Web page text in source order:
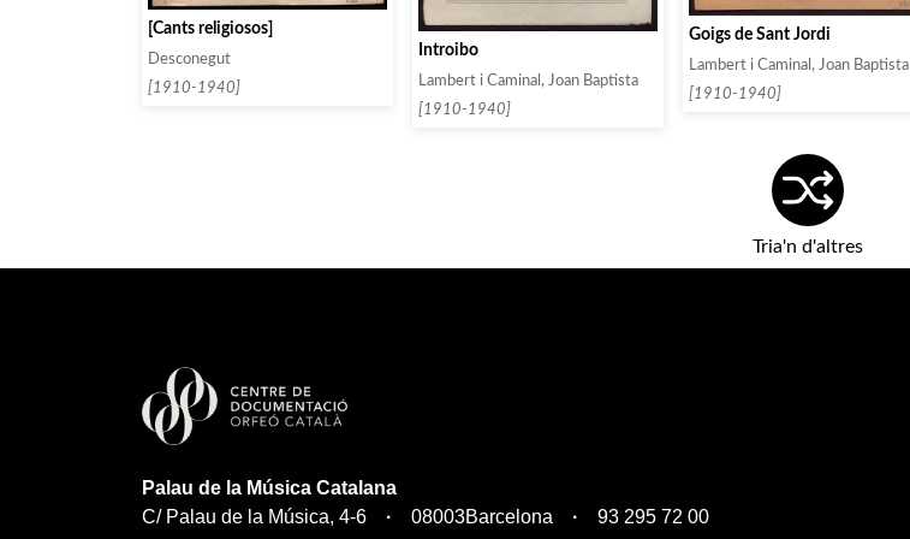
[Cants religiosos]
Desconegut
[1910-1940]
Introibo
Lambert i Caminal, Joan Baptista
[1910-1940]
Goigs de Sant Jordi
Lambert i Caminal, Joan Baptista
[1910-1940]
Tria'n d'altres
Palau de la Música Catalana
C/ Palau de la Música, 4-6
08003Barcelona 93 295 72 00